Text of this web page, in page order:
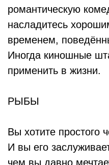
романтическую
насладитесь
временем,
Иногда киношные
применить в жизни.
РЫБЫ
Вы хотите простого
И вы его
чем вы давно